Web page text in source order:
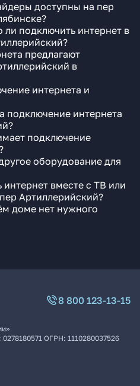
доступны на пер
подключить интернет в
предлагают
в
интернета и
подключение интернета
подключение
оборудование для
вместе с ТВ или
Артиллерийский?
доме нет нужного
8 800 123-13-15
0278180571 ОГРН: 1110280037526